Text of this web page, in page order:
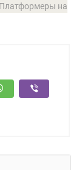
Платформеры на